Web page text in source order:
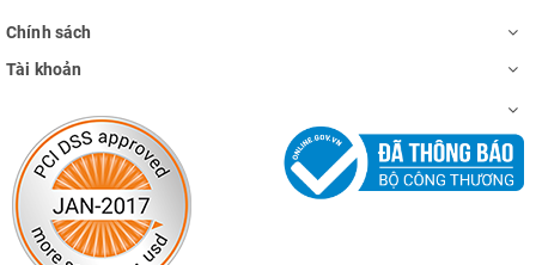
Chính sách
Tài khoản